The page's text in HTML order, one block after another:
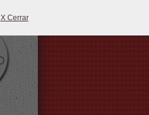
X Cerrar